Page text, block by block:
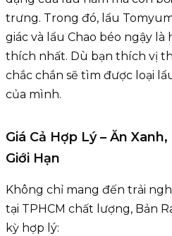
trưng. Trong đó, lẩu
giác và lẩu Chao béo ngậy là
thích nhất. Dù bạn thích vị
chắc chắn sẽ tìm được loại
của mình.
Giá Cả Hợp Lý – Ăn
Giới Hạn
Không chỉ mang đến trải
tại TPHCM chất lượng, Bản
kỳ hợp lý: